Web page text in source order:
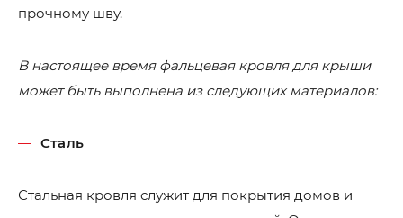
прочному шву.
В настоящее время фальцевая кровля для крыши
может быть выполнена из следующих материалов:
Сталь
Стальная кровля служит для покрытия домов и